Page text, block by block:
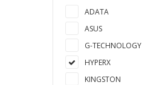
ADATA
ASUS
G-TECHNOLOGY
HYPERX
KINGSTON